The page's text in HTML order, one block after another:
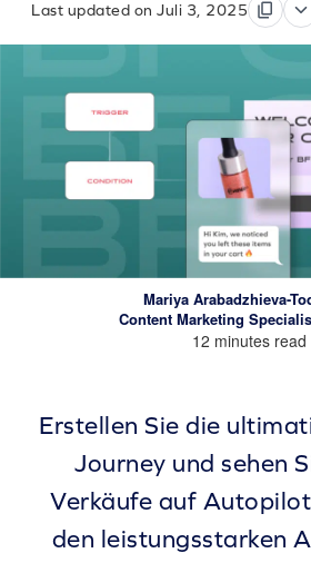
Last updated on Juli 3, 2025
Mariya Arabadzhieva-
Content Marketing
12 minutes read
Erstellen Sie die
Journey und sehen
Verkäufe auf
den leistungsstarken